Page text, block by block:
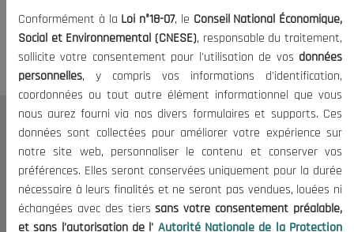
We apologize, but you cannot
access this content.
THE NESEC
About
The President
Organisation
Conformément à la Loi n°18-07, le Conseil National Économique,
Social et Environnemental (CNESE), responsable du traitement,
sollicite votre consentement pour l'utilisation de vos données
personnelles, y compris vos informations d'identification,
coordonnées ou tout autre élément informationnel que vous
nous aurez fourni via nos divers formulaires et supports. Ces
données sont collectées pour améliorer votre expérience sur
notre site web, personnaliser le contenu et conserver vos
préférences. Elles seront conservées uniquement pour la durée
nécessaire à leurs finalités et ne seront pas vendues, louées ni
échangées avec des tierssans votre consentement préalable,
et sans l'autorisation de l' Autorité Nationale de la Protection